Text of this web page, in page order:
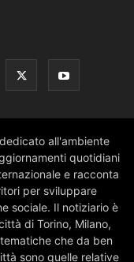
all'ambiente
quotidiani
e racconta
per sviluppare
sociale. Il notiziario è
di Torino, Milano,
che da ben
sono quelle relative